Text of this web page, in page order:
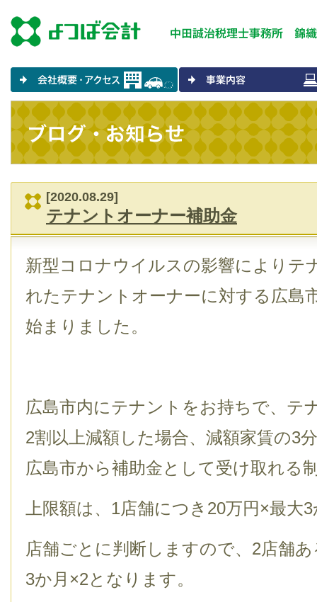
[2020.08.29]
テナントオーナー補助金
新型コロナウイルスの影響によりテ
れたテナントオーナーに対する広島
始まりました。
広島市内にテナントをお持ちで、テ
2割以上減額した場合、減額家賃の3
広島市から補助金として受け取れる
上限額は、1店舗につき20万円×最大
店舗ごとに判断しますので、2店舗
3か月×2となります。